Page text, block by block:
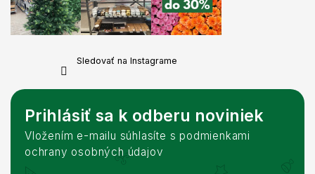
Sledovať na Instagrame
Prihlásiť sa k odberu noviniek
Vložením e-mailu súhlasíte s podmienkami
ochrany osobných údajov